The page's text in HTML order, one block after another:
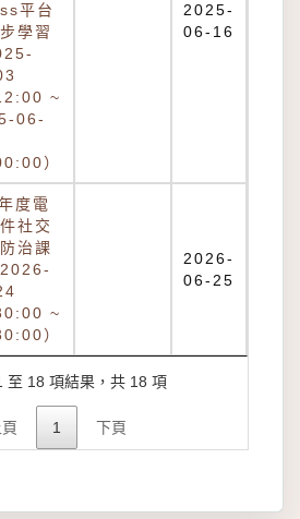
平台
學習
~
06-
）
2025-
06-16
度電
社交
治課
~
）
2026-
06-25
至 18 項結果，共 18 項
頁 1 下頁